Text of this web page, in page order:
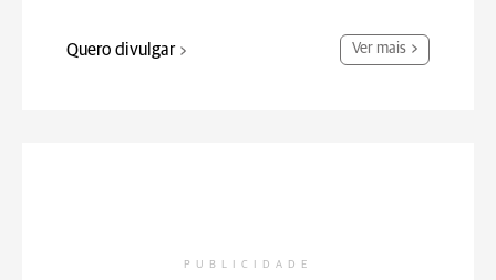
Quero divulgar Ver mais
PUBLICIDADE